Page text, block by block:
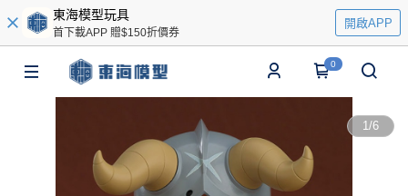
東海模型玩具
首下載APP 贈$150折價券
開啟APP
0
1/6